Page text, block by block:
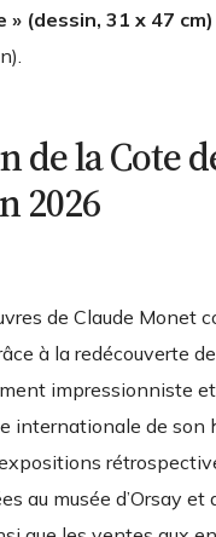
» (dessin, 31 x 47 cm)
de la Cote
2026
de Claude Monet
à la redécouverte
impressionniste
internationale de son
au musée d’Orsay et